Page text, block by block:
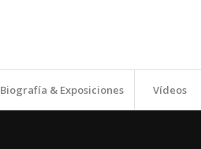
Biografía & Exposiciones Vídeos